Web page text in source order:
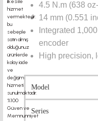
4.5 N.m (638
14 mm (0.551
Integrated
encoder
High precision,
Model
Series